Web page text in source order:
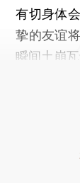
有切身体
挚的友谊
瞬间土崩瓦